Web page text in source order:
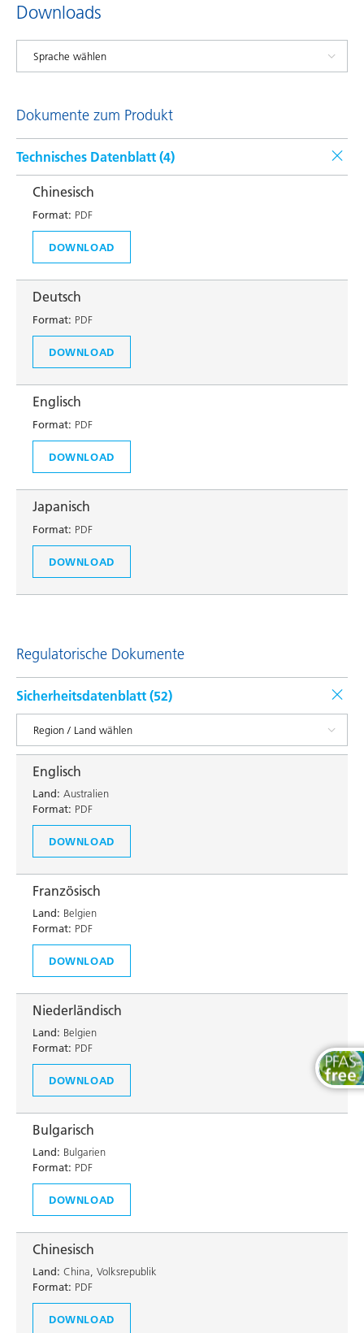
Downloads
Dokumente zum Produkt
Technisches Datenblatt (4)
Chinesisch
Format: PDF
DOWNLOAD
Deutsch
Format: PDF
DOWNLOAD
Englisch
Format: PDF
DOWNLOAD
Japanisch
Format: PDF
DOWNLOAD
Regulatorische Dokumente
Sicherheitsdatenblatt (52)
Englisch
Land: Australien
Format: PDF
DOWNLOAD
Französisch
Land: Belgien
Format: PDF
DOWNLOAD
Niederländisch
Land: Belgien
Format: PDF
DOWNLOAD
Bulgarisch
Land: Bulgarien
Format: PDF
DOWNLOAD
Chinesisch
Land: China, Volksrepublik
Format: PDF
DOWNLOAD